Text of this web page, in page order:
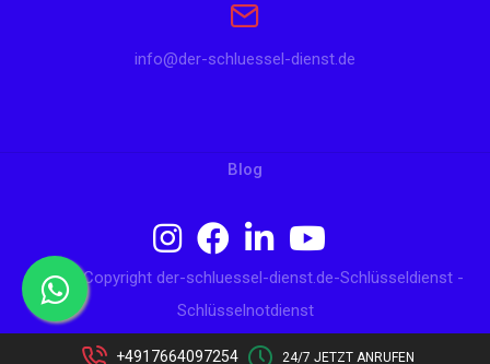
info@der-schluessel-dienst.de
Blog
© 2024 Copyright der-schluessel-dienst.de-Schlüsseldienst -
Schlüsselnotdienst
+4917664097254 24/7 JETZT ANRUFEN